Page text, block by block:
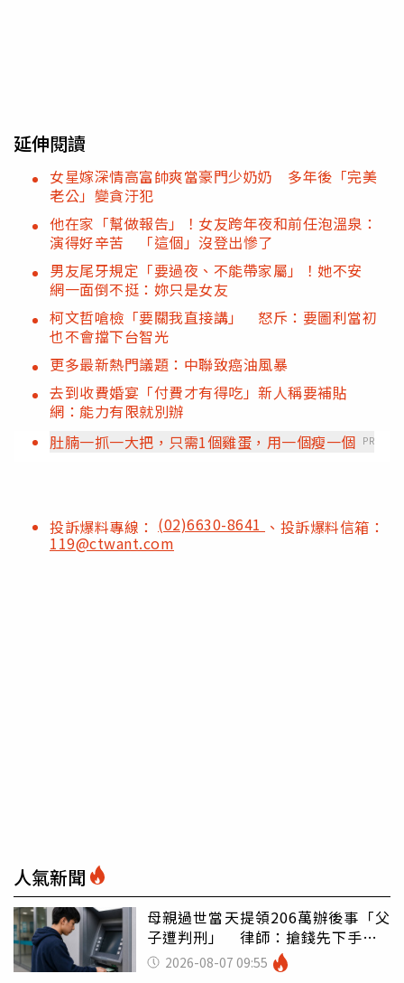
延伸閱讀
女星嫁深情高富帥爽當豪門少奶奶 多年後「完美
老公」變貪汙犯
他在家「幫做報告」！女友跨年夜和前任泡溫泉：
演得好辛苦 「這個」沒登出慘了
男友尾牙規定「要過夜、不能帶家屬」！她不安
網一面倒不挺：妳只是女友
柯文哲嗆檢「要關我直接講」 怒斥：要圖利當初
也不會擋下台智光
更多最新熱門議題：中聯致癌油風暴
去到收費婚宴「付費才有得吃」新人稱要補貼
網：能力有限就別辦
肚腩一抓一大把，只需1個雞蛋，用一個瘦一個 PR
投訴爆料專線： (02)6630-8641 、投訴爆料信箱：
119@ctwant.com
人氣新聞
母親過世當天提領206萬辦後事「父
子遭判刑」 律師：搶錢先下手是
罪 2026-08-07 09:55